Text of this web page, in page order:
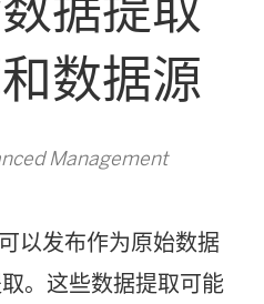
据提取
数据源
Management
以发布作为原始数据
。这些数据提取可能